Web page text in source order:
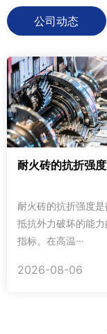
公司动态
耐火砖的抗折强度
耐火砖的抗折强度是
抵抗外力破坏的能
指标。在高温···
2026-08-06